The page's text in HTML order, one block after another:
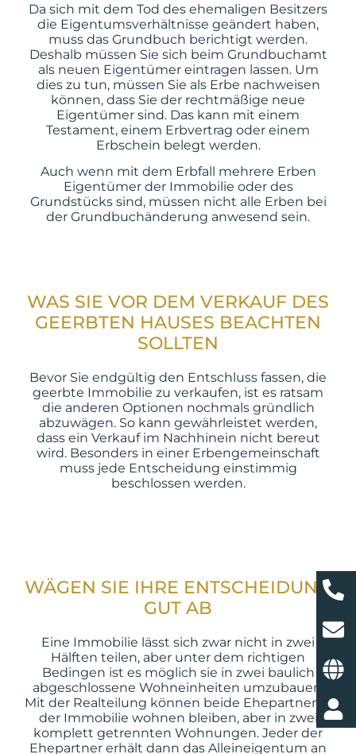
Da sich mit dem Tod des ehemaligen Besitzers
die Eigentumsverhältnisse geändert haben,
muss das Grundbuch berichtigt werden.
Deshalb müssen Sie sich beim Grundbuchamt
als neuen Eigentümer eintragen lassen. Um
dies zu tun, müssen Sie als Erbe nachweisen
können, dass Sie der rechtmäßige neue
Eigentümer sind. Das kann mit einem
Testament, einem Erbvertrag oder einem
Erbschein belegt werden.
Auch wenn mit dem Erbfall mehrere Erben
Eigentümer der Immobilie oder des
Grundstücks sind, müssen nicht alle Erben bei
der Grundbuchänderung anwesend sein.
WAS SIE VOR DEM VERKAUF DES
GEERBTEN HAUSES BEACHTEN
SOLLTEN
Bevor Sie endgültig den Entschluss fassen, die
geerbte Immobilie zu verkaufen, ist es ratsam
die anderen Optionen nochmals gründlich
abzuwägen. So kann gewährleistet werden,
dass ein Verkauf im Nachhinein nicht bereut
wird. Besonders in einer Erbengemeinschaft
muss jede Entscheidung einstimmig
beschlossen werden.
WÄGEN SIE IHRE ENTSCHEIDUNG
GUT AB
Eine Immobilie lässt sich zwar nicht in zwei
Hälften teilen, aber unter dem richtigen
Bedingen ist es möglich sie in zwei baulich
abgeschlossene Wohneinheiten umzubauen.
Mit der Realteilung können beide Ehepartner in
der Immobilie wohnen bleiben, aber in zwei
komplett getrennten Wohnungen. Jeder der
Ehepartner erhält dann das Alleineigentum an